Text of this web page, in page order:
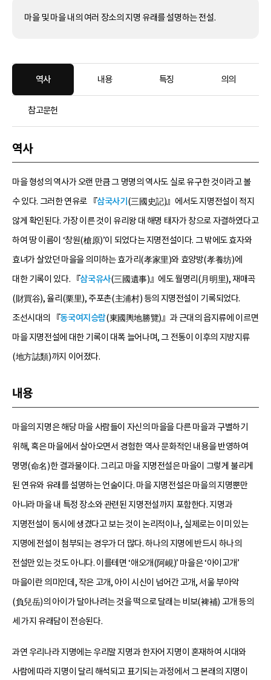
마을 및 마을 내의 여러 장소의 지명 유래를 설명하는 전설.
역사 내용 특징 의의
참고문헌
역사
마을 형성의 역사가 오랜 만큼 그 명명의 역사도 실로 유구한 것이라고 볼
수 있다. 그러한 연유로 『삼국사기 (三國史記)』에서도 지명전설이 적지
않게 확인된다. 가장 이른 것이 유리왕 대 해명 태자가 창으로 자결하였다고
하여 땅 이름이 ‘창원(槍原)’이 되었다는 지명전설이다. 그 밖에도 효자와
효녀가 살았던 마을을 의미하는 효가리(孝家里)와 효양방(孝養坊)에
대한 기록이 있다. 『삼국유사(三國遺事)』에도 월명리(月明里), 재매곡
(財買谷), 율리(栗里), 주포촌(主浦村) 등의 지명전설이 기록되었다.
조선시대의 『동국여지승람(東國輿地勝覽)』과 근대의 읍지류에 이르면
마을 지명전설에 대한 기록이 대폭 늘어나며, 그 전통이 이후의 지방지류
(地方誌類)까지 이어졌다.
내용
마을의 지명은 해당 마을 사람들이 자신의 마을을 다른 마을과 구별하기
위해, 혹은 마을에서 살아오면서 경험한 역사 문화적인 내용을 반영하여
명명(命名)한 결과물이다. 그리고 마을 지명전설은 마을이 그렇게 불리게
된 연유와 유래를 설명하는 언술이다. 마을 지명전설은 마을의 지명뿐만
아니라 마을 내 특정 장소와 관련된 지명전설까지 포함한다. 지명과
지명전설이 동시에 생겼다고 보는 것이 논리적이나, 실제로는 이미 있는
지명에 전설이 첨부되는 경우가 더 많다. 하나의 지명에 반드시 하나의
전설만 있는 것도 아니다. 이를테면 ‘애오개(阿峴)’ 마을은 ‘아이고개’
마을이란 의미인데, 작은 고개, 아이 시신이 넘어간 고개, 서울 부아악
(負兒岳)의 아이가 달아나려는 것을 떡으로 달래는 비보(裨補) 고개 등의
세 가지 유래담이 전승된다.
과연 우리나라 지명에는 우리말 지명과 한자어 지명이 혼재하여 시대와
사람에 따라 지명이 달리 해석되고 표기되는 과정에서 그 본래의 지명이